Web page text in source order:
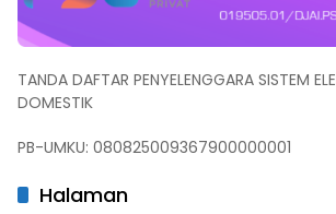
TANDA DAFTAR PENYELENGGARA SISTEM
DOMESTIK
PB-UMKU: 080825009367900000001
Halaman